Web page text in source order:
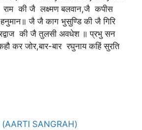
की जै लक्ष्मण बलवान,जै कपीस
जै जै काग भुसुण्डि की जै गिरि
की जै तुलसी अवधेश ॥ प्रभु सन
कर जोर,बार-बार रघुनाय कहिं सुरति
(AARTI SANGRAH)